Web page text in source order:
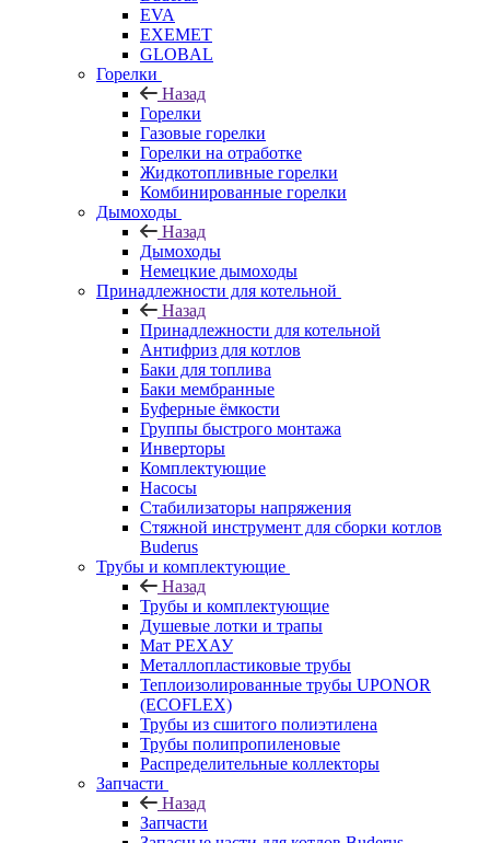
EVA
EXEMET
GLOBAL
Горелки
Назад
Горелки
Газовые горелки
Горелки на отработке
Жидкотопливные горелки
Комбинированные горелки
Дымоходы
Назад
Дымоходы
Немецкие дымоходы
Принадлежности для котельной
Назад
Принадлежности для котельной
Антифриз для котлов
Баки для топлива
Баки мембранные
Буферные ёмкости
Группы быстрого монтажа
Инверторы
Комплектующие
Насосы
Стабилизаторы напряжения
Стяжной инструмент для сборки котлов
Buderus
Трубы и комплектующие
Назад
Трубы и комплектующие
Душевые лотки и трапы
Мат РЕХАУ
Металлопластиковые трубы
Теплоизолированные трубы UPONOR
(ECOFLEX)
Трубы из сшитого полиэтилена
Трубы полипропиленовые
Распределительные коллекторы
Запчасти
Назад
Запчасти